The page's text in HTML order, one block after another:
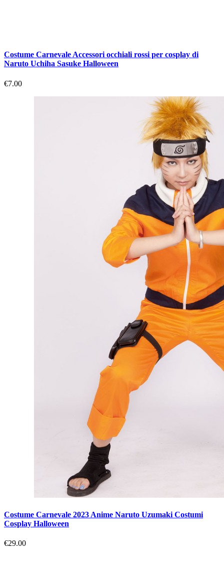
Costume Carnevale Accessori occhiali rossi per cosplay di
Naruto Uchiha Sasuke Halloween
€7.00
Costume Carnevale 2023 Anime Naruto Uzumaki Costumi
Cosplay Halloween
€29.00